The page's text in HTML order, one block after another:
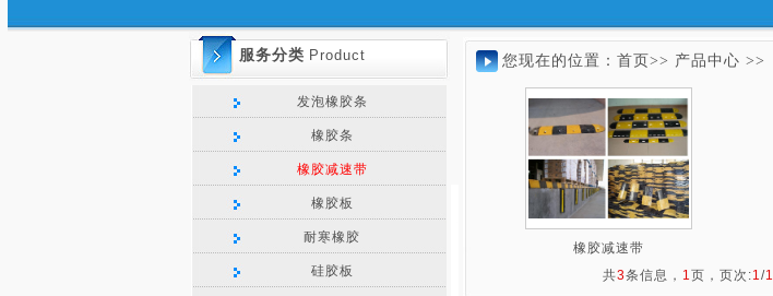
服务分类 Product
发泡橡胶条
橡胶条
橡胶减速带
橡胶板
耐寒橡胶
硅胶板
您现在的位置： 首页>> 产品中心 >>
橡胶减速带
共3条信息， 1页，页次:1/1